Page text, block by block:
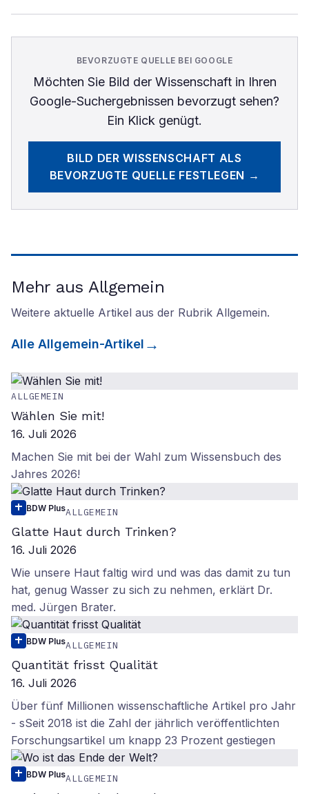
BEVORZUGTE QUELLE BEI GOOGLE
Möchten Sie Bild der Wissenschaftin Ihren
Google-Suchergebnissen bevorzugt sehen?
Ein Klick genügt.
BILD DER WISSENSCHAFT ALS
BEVORZUGTE QUELLE FESTLEGEN →
Mehr aus Allgemein
Weitere aktuelle Artikel aus der Rubrik Allgemein.
Alle Allgemein-Artikel
ALLGEMEIN
Wählen Sie mit!
16. Juli 2026
Machen Sie mit bei der Wahl zum Wissensbuch des
Jahres 2026!
BDW PlusALLGEMEIN
Glatte Haut durch Trinken?
16. Juli 2026
Wie unsere Haut faltig wird und was das damit zu tun
hat, genug Wasser zu sich zu nehmen, erklärt Dr.
med. Jürgen Brater.
BDW PlusALLGEMEIN
Quantität frisst Qualität
16. Juli 2026
Über fünf Millionen wissenschaftliche Artikel pro Jahr
- sSeit 2018 ist die Zahl der jährlich veröffentlichten
Forschungsartikel um knapp 23 Prozent gestiegen
BDW PlusALLGEMEIN